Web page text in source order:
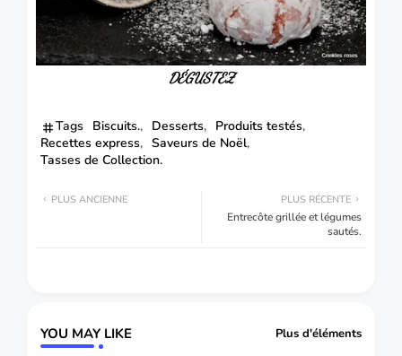
DÉGUSTEZ
Tags Biscuits. Desserts
Produits testés
Recettes express
Saveurs de Noël
Tasses de Collection.
PLUS RÉCENTE
Entrecôte grillée et légumes
sautés.
PLUS ANCIENNE
YOU MAY LIKE Plus d'éléments